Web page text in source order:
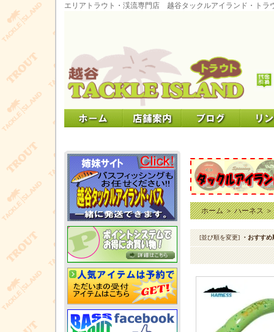
エリアトラウト・渓流専門店 越谷タックルアイランド・トラ
ホーム＞ハーネス＞
[並び順を変更] ・おすすめ